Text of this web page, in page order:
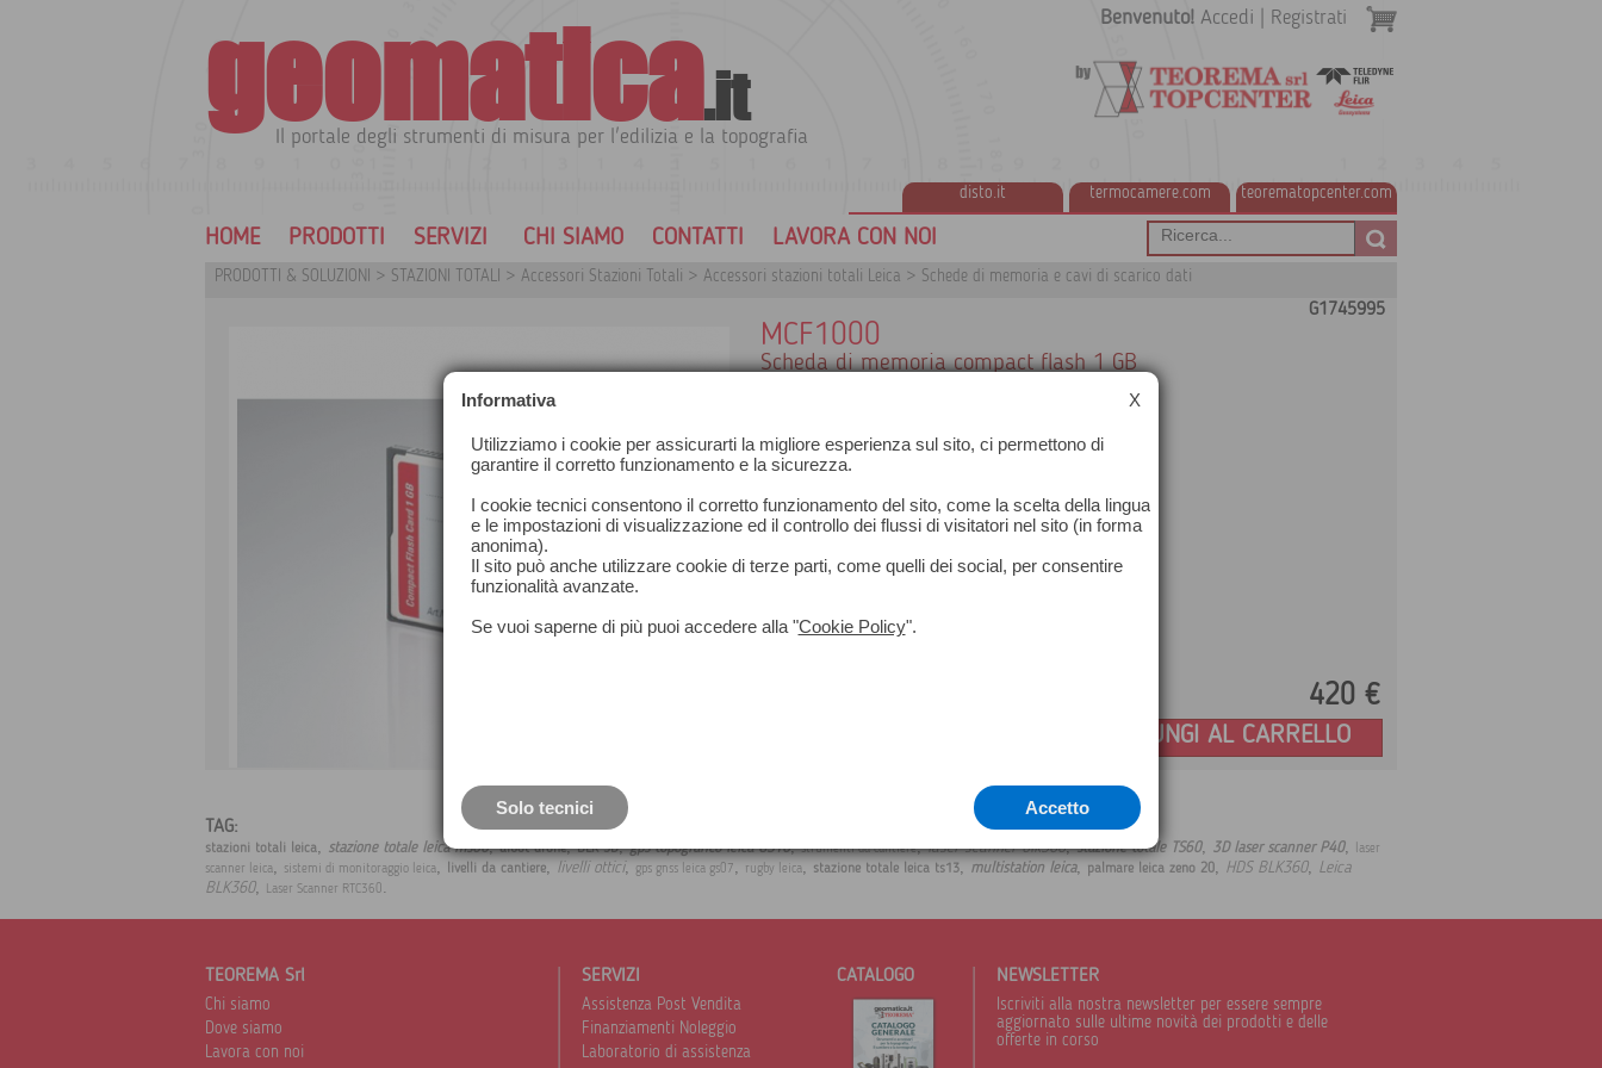
geomatica.it
Il portale degli strumenti di misura per l'edilizia e la topografia
disto.it termocamere.com teorematopcenter.com
Benvenuto! Accedi Registrati
HOME PRODOTTI SERVIZI CHI SIAMO CONTATTI LAVORA CON NOI
PRODOTTI & SOLUZIONI > STAZIONI TOTALI > Accessori Stazioni Totali > Accessori stazioni totali Leica > Schede di memoria e cavi di scarico dati
G1745995
MCF1000
Scheda di memoria compact flash 1 GB
420 €
AGGIUNGI AL CARRELLO
TAG:
stazioni totali leica, stazione totale leica ms60,aibot drone,BLK 3D,gps topografico leica GS16,strumenti da cantiere,laser scanner blk360,stazione totale TS60, 3D laser scanner P40,
laser
scanner leica, sistemi di monitoraggio leica, livelli da cantiere, livelli ottici, gps gnss leica gs07, rugby leica, stazione totale leica ts13, multistation leica, palmare leica zeno 20, HDS BLK360, Leica
BLK360, Laser Scanner RTC360.
TEOREMA Srl
Chi siamo
Dove siamo
Lavora con noi
SERVIZI
Assistenza Post Vendita
Finanziamenti Noleggio
Laboratorio di assistenza
CATALOGO NEWSLETTER
Iscriviti alla nostra newsletter per essere sempre
aggiornato sulle ultime novità dei prodotti e delle
offerte in corso
Informativa X
Utilizziamo i cookie per assicurarti la migliore esperienza sul sito, ci permettono di
garantire il corretto funzionamento e la sicurezza.
I cookie tecnici consentono il corretto funzionamento del sito, come la scelta della lingua
e le impostazioni di visualizzazione ed il controllo dei flussi di visitatori nel sito (in forma
anonima).
Il sito può anche utilizzare cookie di terze parti, come quelli dei social, per consentire
funzionalità avanzate.
Se vuoi saperne di più puoi accedere alla "Cookie Policy".
Solo tecnici Accetto